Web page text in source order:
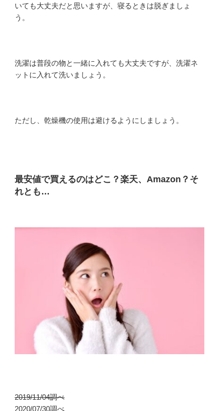
いても大丈夫だと思いますが、寝るときは脱ぎましょ
う。
洗濯は普段の物と一緒に入れても大丈夫ですが、洗濯ネ
ットに入れて洗いましょう。
ただし、乾燥機の使用は避けるようにしましょう。
最安値で買えるのはどこ？楽天、Amazon？そ
れとも…
2019/11/04調べ
2020/07/30調べ